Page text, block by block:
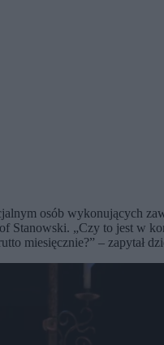
osób wykonujących
„Czy to jest w
miesięcznie?” – zapytał